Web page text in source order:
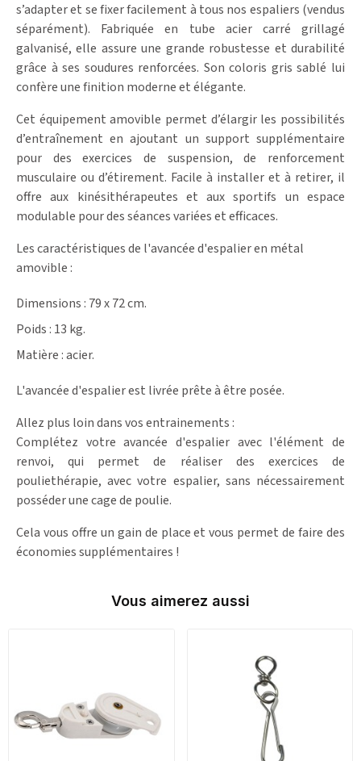
s’adapter et se fixer facilement à tous nos espaliers (vendus
séparément). Fabriquée en tube acier carré grillagé
galvanisé, elle assure une grande robustesse et durabilité
grâce à ses soudures renforcées. Son coloris gris sablé lui
confère une finition moderne et élégante.
Cet équipement amovible permet d’élargir les possibilités
d’entraînement en ajoutant un support supplémentaire
pour des exercices de suspension, de renforcement
musculaire ou d’étirement. Facile à installer et à retirer, il
offre aux kinésithérapeutes et aux sportifs un espace
modulable pour des séances variées et efficaces.
Les caractéristiques de l'avancée d'espalier en métal
amovible :
Dimensions : 79 x 72 cm.
Poids : 13 kg.
Matière : acier.
L'avancée d'espalier est livrée prête à être posée.
Allez plus loin dans vos entrainements :
Complétez votre avancée d'espalier avec l'élément de
renvoi, qui permet de réaliser des exercices de
pouliethérapie, avec votre espalier, sans nécessairement
posséder une cage de poulie.
Cela vous offre un gain de place et vous permet de faire des
économies supplémentaires !
Vous aimerez aussi